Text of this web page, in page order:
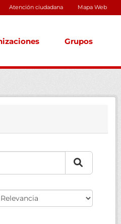
Atención ciudadana Mapa Web
Grupos